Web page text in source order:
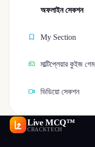
অফলাইন সেকশন
My Section
মাল্টিপ্লেয়ার কুইজ গেম
ভিডিয়ো সেকশন
Live MCQ™
CRACKTECH